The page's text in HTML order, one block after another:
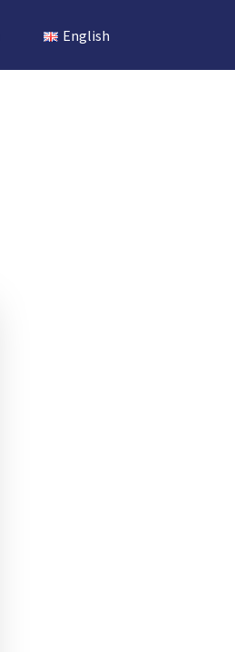
English